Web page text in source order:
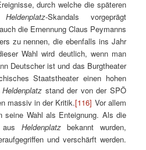
durch welche die späteren
Heldenplatz-Skandals vorgeprägt
die Ernennung Claus Peymanns
zu nennen, die ebenfalls ins Jahr
Wahl wird deutlich, wenn man
Deutscher ist und das Burgtheater
Staatstheater einen hohen
Heldenplatz stand der von der SPÖ
massiv in der Kritik.[116] Vor allem
seine Wahl als Enteignung. Als die
aus Heldenplatzbekannt wurden,
und verschärft werden.